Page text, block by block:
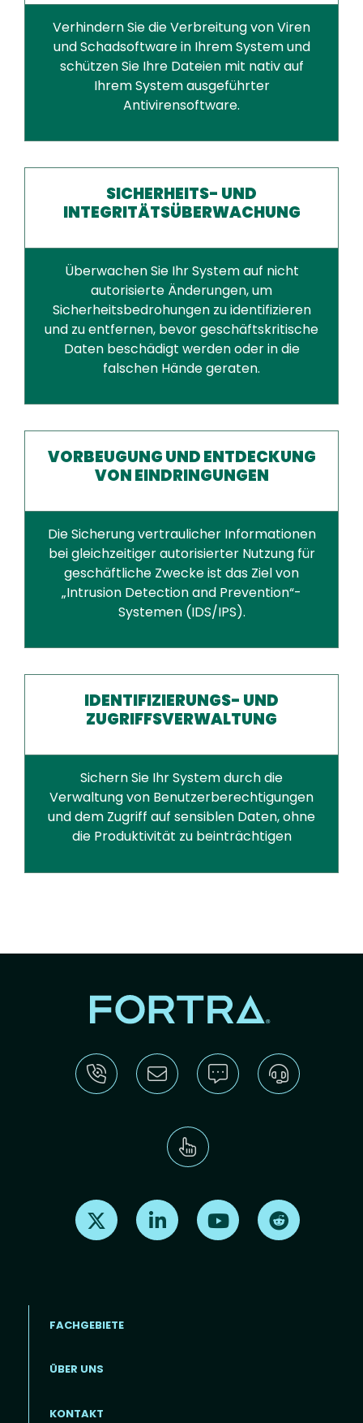
Verhindern Sie die Verbreitung von Viren
und Schadsoftware in Ihrem System und
schützen Sie Ihre Dateien mit nativ auf
Ihrem System ausgeführter
Antivirensoftware.
SICHERHEITS- UND
INTEGRITÄTSÜBERWACHUNG
Überwachen Sie Ihr System auf nicht
autorisierte Änderungen, um
Sicherheitsbedrohungen zu identifizieren
und zu entfernen, bevor geschäftskritische
Daten beschädigt werden oder in die
falschen Hände geraten.
VORBEUGUNG UND ENTDECKUNG
VON EINDRINGUNGEN
Die Sicherung vertraulicher Informationen
bei gleichzeitiger autorisierter Nutzung für
geschäftliche Zwecke ist das Ziel von
„Intrusion Detection and Prevention“-
Systemen (IDS/IPS).
IDENTIFIZIERUNGS- UND
ZUGRIFFSVERWALTUNG
Sichern Sie Ihr System durch die
Verwaltung von Benutzerberechtigungen
und dem Zugriff auf sensiblen Daten, ohne
die Produktivität zu beinträchtigen
Find us on X Find us on LinkedInFind us on Youtube
FACHGEBIETE
ÜBER UNS
KONTAKT